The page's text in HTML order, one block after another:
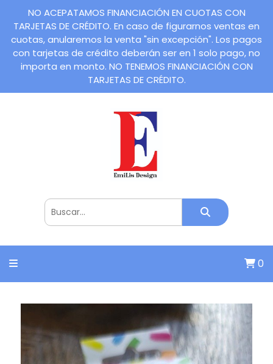
NO ACEPATAMOS FINANCIACIÓN EN CUOTAS CON
TARJETAS DE CRÉDITO. En caso de figurarnos ventas en
cuotas, anularemos la venta "sin excepción". Los pagos
con tarjetas de crédito deberán ser en 1 solo pago, no
importa en monto. NO TENEMOS FINANCIACIÓN CON
TARJETAS DE CRÉDITO.
0